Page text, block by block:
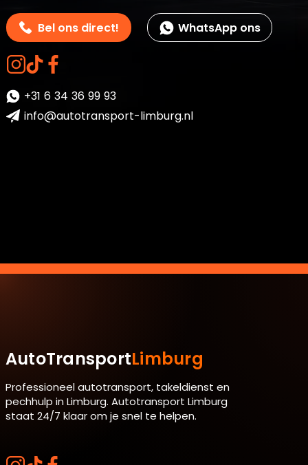
Bel ons direct! WhatsApp ons
+31 6 34 36 99 93
info@autotransport-limburg.nl
AutoTransportLimburg
Professioneel autotransport, takeldienst en
pechhulp in Limburg. Autotransport Limburg
staat 24/7 klaar om je snel te helpen.